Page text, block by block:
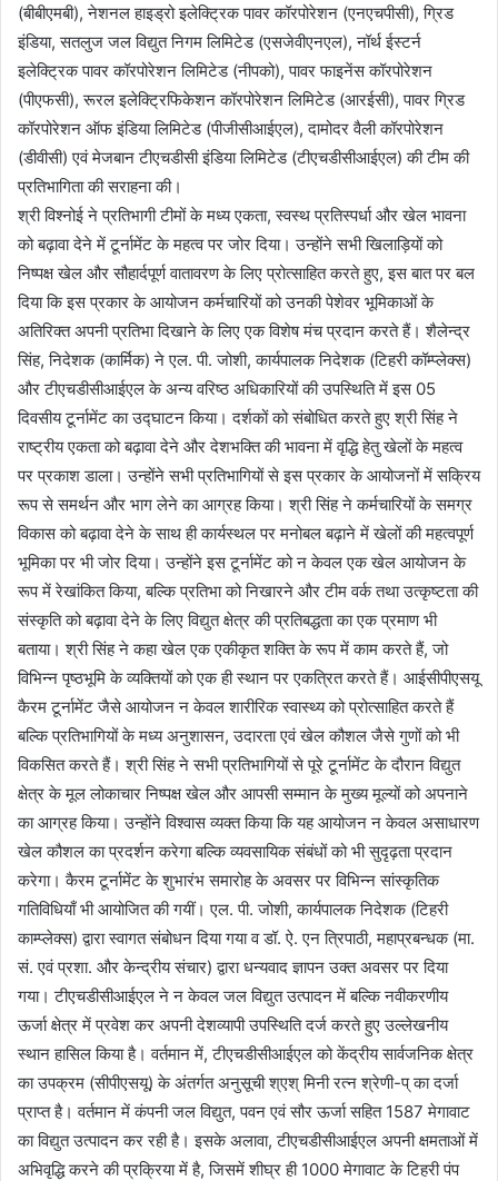
(बीबीएमबी), नेशनल हाइड्रो इलेक्ट्रिक पावर कॉरपोरेशन (एनएचपीसी), ग्रिड
इंडिया, सतलुज जल विद्युत निगम लिमिटेड (एसजेवीएनएल), नॉर्थ ईस्टर्न
इलेक्ट्रिक पावर कॉरपोरेशन लिमिटेड (नीपको), पावर फाइनेंस कॉरपोरेशन
(पीएफसी), रूरल इलेक्ट्रिफिकेशन कॉरपोरेशन लिमिटेड (आरईसी), पावर ग्रिड
कॉरपोरेशन ऑफ इंडिया लिमिटेड (पीजीसीआईएल), दामोदर वैली कॉरपोरेशन
(डीवीसी) एवं मेजबान टीएचडीसी इंडिया लिमिटेड (टीएचडीसीआईएल) की टीम की
प्रतिभागिता की सराहना की।
श्री विश्नोई ने प्रतिभागी टीमों के मध्‍य एकता, स्वस्थ प्रतिस्पर्धा और खेल भावना
को बढ़ावा देने में टूर्नामेंट के महत्व पर जोर दिया। उन्होंने सभी खिलाड़ियों को
निष्पक्ष खेल और सौहार्दपूर्ण वातावरण के लिए प्रोत्साहित करते हुए, इस बात पर बल
दिया कि इस प्रकार के आयोजन कर्मचारियों को उनकी पेशेवर भूमिकाओं के
अतिरिक्‍त अपनी प्रतिभा दिखाने के लिए एक विशेष मंच प्रदान करते हैं। शैलेन्‍द्र
सिंह, निदेशक (कार्मिक) ने एल. पी. जोशी, कार्यपालक निदेशक (टिहरी कॉम्प्लेक्स)
और टीएचडीसीआईएल के अन्य वरिष्ठ अधिकारियों की उपस्थिति में इस 05
दिवसीय टूर्नामेंट का उद्घाटन किया। दर्शकों को संबोधित करते हुए श्री सिंह ने
राष्ट्रीय एकता को बढ़ावा देने और देशभक्ति की भावना में वृद्धि हेतु खेलों के महत्व
पर प्रकाश डाला। उन्होंने सभी प्रतिभागियों से इस प्रकार के आयोजनों में सक्रिय
रूप से समर्थन और भाग लेने का आग्रह किया। श्री सिंह ने कर्मचारियों के समग्र
विकास को बढ़ावा देने के साथ ही कार्यस्थल पर मनोबल बढ़ाने में खेलों की महत्वपूर्ण
भूमिका पर भी जोर दिया। उन्होंने इस टूर्नामेंट को न केवल एक खेल आयोजन के
रूप में रेखांकित किया, बल्कि प्रतिभा को निखारने और टीम वर्क तथा उत्कृष्टता की
संस्कृति को बढ़ावा देने के लिए विद्युत क्षेत्र की प्रतिबद्धता का एक प्रमाण भी
बताया। श्री सिंह ने कहा खेल एक एकीकृत शक्ति के रूप में काम करते हैं, जो
विभिन्न पृष्ठभूमि के व्यक्तियों को एक ही स्‍थान पर एकत्रित करते हैं। आईसीपीएसयू
कैरम टूर्नामेंट जैसे आयोजन न केवल शारीरिक स्‍वास्‍थ्‍य को प्रोत्साहित करते हैं
बल्कि प्रतिभागियों के मध्‍य अनुशासन, उदारता एवं खेल कौशल जैसे गुणों को भी
विकसित करते हैं। श्री सिंह ने सभी प्रतिभागियों से पूरे टूर्नामेंट के दौरान विद्युत
क्षेत्र के मूल लोकाचार निष्पक्ष खेल और आपसी सम्मान के मुख्‍य मूल्यों को अपनाने
का आग्रह किया। उन्होंने विश्वास व्यक्त किया कि यह आयोजन न केवल असाधारण
खेल कौशल का प्रदर्शन करेगा बल्कि व्यवसायिक संबंधों को भी सुदृढ़ता प्रदान
करेगा। कैरम टूर्नामेंट के शुभारंभ समारोह के अवसर पर विभिन्न सांस्कृतिक
गतिविधियाँ भी आयोजित की गयीं। एल. पी. जोशी, कार्यपालक निदेशक (टिहरी
काम्प्लेक्स) द्वारा स्वागत संबोधन दिया गया व डॉ. ऐ. एन त्रिपाठी, महाप्रबन्धक (मा.
सं. एवं प्रशा. और केन्द्रीय संचार) द्वारा धन्यवाद ज्ञापन उक्त अवसर पर दिया
गया। टीएचडीसीआईएल ने न केवल जल विद्युत उत्पादन में बल्कि नवीकरणीय
ऊर्जा क्षेत्र में प्रवेश कर अपनी देशव्यापी उपस्थिति दर्ज करते हुए उल्लेखनीय
स्थान हासिल किया है। वर्तमान में, टीएचडीसीआईएल को केंद्रीय सार्वजनिक क्षेत्र
का उपक्रम (सीपीएसयू) के अंतर्गत अनुसूची श्एश् मिनी रत्न श्रेणी-प् का दर्जा
प्राप्‍त है। वर्तमान में कंपनी जल विद्युत, पवन एवं सौर ऊर्जा सहित 1587 मेगावाट
का विद्युत उत्‍पादन कर रही है। इसके अलावा, टीएचडीसीआईएल अपनी क्षमताओं में
अभिवृद्धि करने की प्रक्रिया में है, जिसमें शीघ्र ही 1000 मेगावाट के टिहरी पंप